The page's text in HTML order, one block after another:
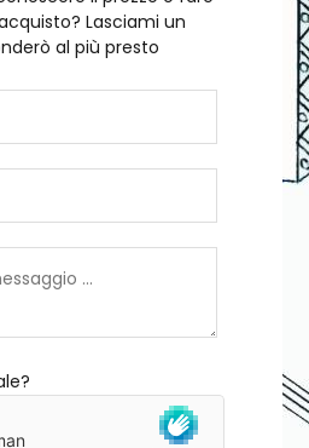
Lasciami un
al più presto